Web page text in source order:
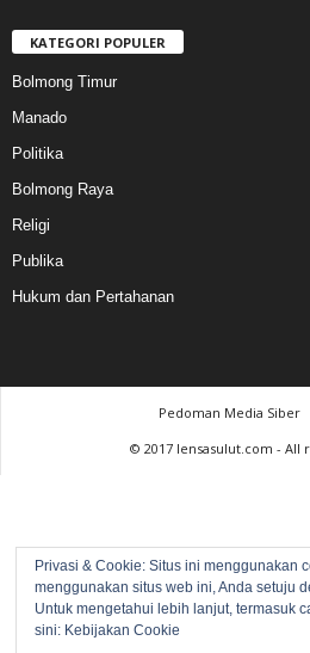
KATEGORI POPULER
Bolmong Timur
Manado
Politika
Bolmong Raya
Religi
Publika
Hukum dan Pertahanan
Pedoman Media Siber
© 2017 lensasulut.com - All
Privasi & Cookie: Situs ini menggunakan
menggunakan situs web ini, Anda setuju
Untuk mengetahui lebih lanjut, termasuk
sini: Kebijakan Cookie